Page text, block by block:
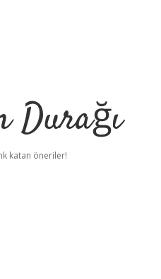
Durağı
katan öneriler!